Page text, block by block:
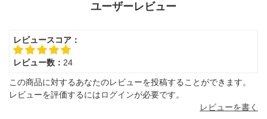
ユーザーレビュー
レビュースコア：
レビュー数： 24
この商品に対するあなたのレビューを投稿することができます。
レビューを評価するにはログインが必要です。
レビューを書く